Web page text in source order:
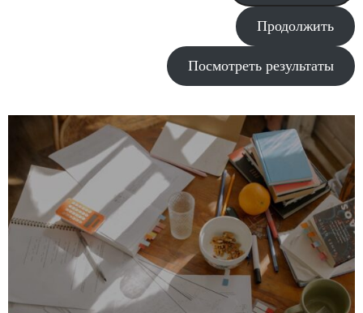
Продолжить
Посмотреть результаты